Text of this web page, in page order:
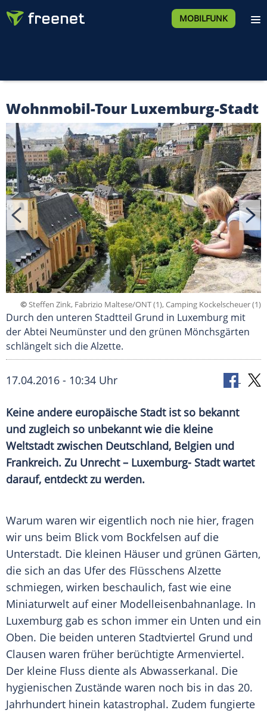
MOBILFUNK
Wohnmobil-Tour Luxemburg-Stadt
©Steffen Zink, Fabrizio Maltese/ONT (1), Camping Kockelscheuer (1)
Durch den unteren Stadtteil Grund in Luxemburg mit
der Abtei Neumünster und den grünen Mönchsgärten
schlängelt sich die Alzette.
17.04.2016 - 10:34 Uhr
Keine andere europäische Stadt ist so bekannt
und zugleich so unbekannt wie die kleine
Weltstadt zwischen Deutschland, Belgien und
Frankreich. Zu Unrecht – Luxemburg- Stadt wartet
darauf, entdeckt zu werden.
Warum waren wir eigentlich noch nie hier, fragen
wir uns beim Blick vom Bockfelsen auf die
Unterstadt. Die kleinen Häuser und grünen Gärten,
die sich an das Ufer des Flüsschens Alzette
schmiegen, wirken beschaulich, fast wie eine
Miniaturwelt auf einer Modelleisenbahnanlage. In
Luxemburg gab es schon immer ein Unten und ein
Oben. Die beiden unteren Stadtviertel Grund und
Clausen waren früher berüchtigte Armenviertel.
Der kleine Fluss diente als Abwasserkanal. Die
hygienischen Zustände waren noch bis in das 20.
Jahrhundert hinein katastrophal. Zudem fungierte